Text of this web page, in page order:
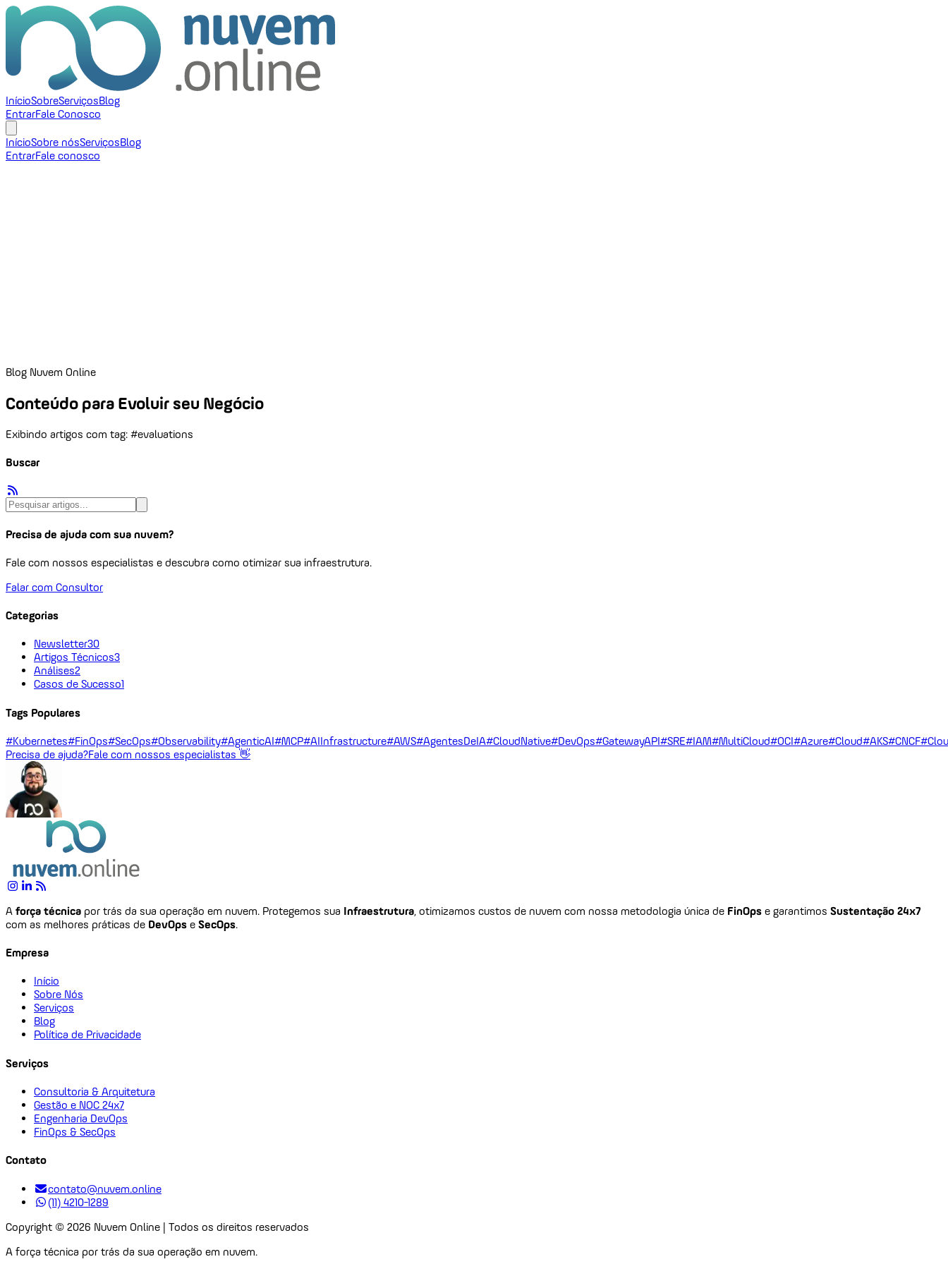
InícioSobreServiçosBlog
EntrarFale Conosco
InícioSobre nósServiçosBlog
EntrarFale conosco
Blog Nuvem Online
Conteúdo para Evoluir seu Negócio
Exibindo artigos com tag: #evaluations
Buscar
Precisa de ajuda com sua nuvem?
Fale com nossos especialistas e descubra como otimizar sua infraestrutura.
Falar com Consultor
Categorias
Newsletter30
Artigos Técnicos3
Análises2
Casos de Sucesso1
Tags Populares
#Kubernetes#FinOps#SecOps#Observability#AgenticAI#MCP#AIInfrastructure#AWS#AgentesDeIA#CloudNative#DevOps#GatewayAPI#SRE#IAM#MultiCloud#OCI#Azure#Cloud#AKS#CNCF
Precisa de ajuda?Fale com nossos especialistas 👋
A força técnica por trás da sua operação em nuvem. Protegemos sua Infraestrutura, otimizamos custos de nuvem com nossa metodologia única de FinOps e garantimos Sustentação 24x7
com as melhores práticas de DevOps e SecOps.
Empresa
Início
Sobre Nós
Serviços
Blog
Política de Privacidade
Serviços
Consultoria & Arquitetura
Gestão e NOC 24x7
Engenharia DevOps
FinOps & SecOps
Contato
contato@nuvem.online
(11) 4210-1289
Copyright © 2026 Nuvem Online | Todos os direitos reservados
A força técnica por trás da sua operação em nuvem.